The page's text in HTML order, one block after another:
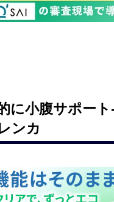
に小腹サポー
ンカ